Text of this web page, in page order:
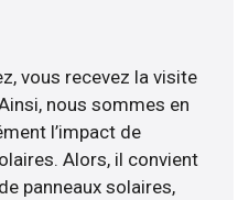
vous recevez la visite
nous sommes en
l’impact de
Alors, il convient
panneaux solaires,